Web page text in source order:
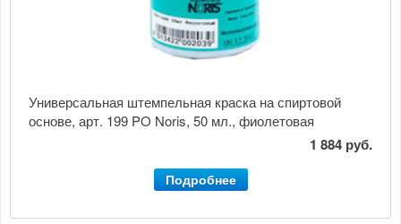
Универсальная штемпельная краска на спиртовой
основе, арт. 199 PO Noris, 50 мл., фиолетовая
1 884 руб.
Подробнее